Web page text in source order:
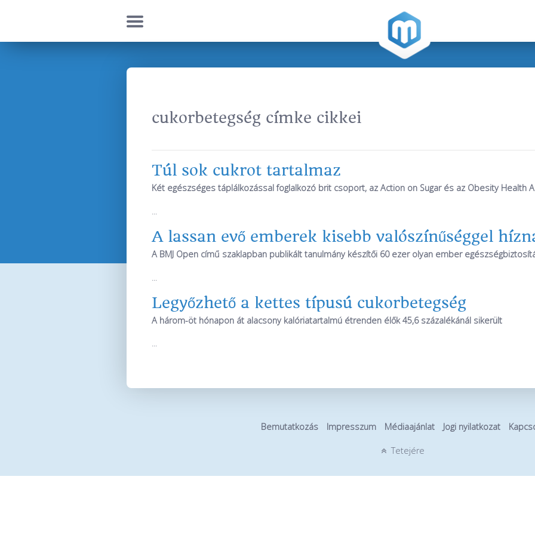
cukorbetegség címke cikkei
Túl sok cukrot tartalmaz
Két egészséges táplálkozással foglalkozó brit csoport, az Action on Sugar és az Obesity Health
A lassan evő emberek kisebb valószínűséggel
A BMJ Open című szaklapban publikált tanulmány készítői 60 ezer olyan ember
Legyőzhető a kettes típusú cukorbetegség
A három-öt hónapon át alacsony kalóriatartalmú étrenden élők 45,6 százalékánál sikerült
...
Bemutatkozás Impresszum Médiaajánlat Jogi nyilatkozat
Tetejére